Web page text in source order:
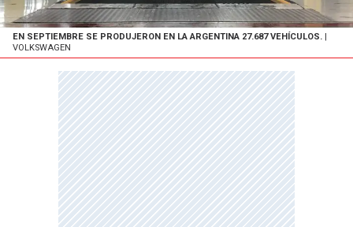
EN SEPTIEMBRE SE PRODUJERON EN LA ARGENTINA 27.687 VEHÍCULOS.
VOLKSWAGEN